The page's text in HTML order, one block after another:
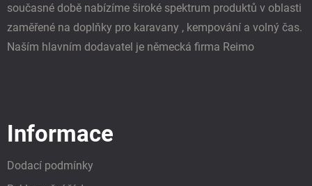
současné době nabízíme široké spektrum produktů v oblasti
zaměřené na doplňky pro karavany , kempování a volný čas.
Naším hlavním dodavatel je německá firma Reimo
Informace
Dodací podmínky